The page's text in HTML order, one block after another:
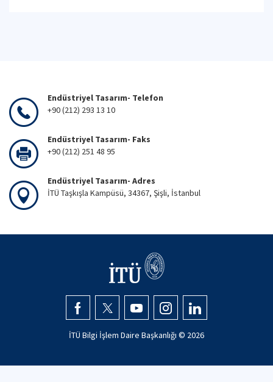
Endüstriyel Tasarım- Telefon
+90 (212) 293 13 10
Endüstriyel Tasarım- Faks
+90 (212) 251 48 95
Endüstriyel Tasarım- Adres
İTÜ Taşkışla Kampüsü, 34367, Şişli, İstanbul
İTÜ Bilgi İşlem Daire Başkanlığı © 2026